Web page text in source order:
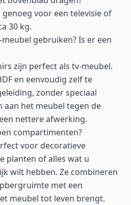
voor een televisie of
30 kg.
gebruiken? Is er een
zijn perfect als tv-meubel.
en eenvoudig zelf te
zonder speciaal
aan het meubel tegen de
nettere afwerking.
compartimenten?
voor decoratieve
planten of alles wat u
wilt hebben. Ze combineren
met een
meubel tot leven brengt.